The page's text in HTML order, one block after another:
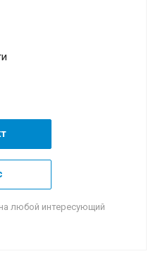
любой интересующий